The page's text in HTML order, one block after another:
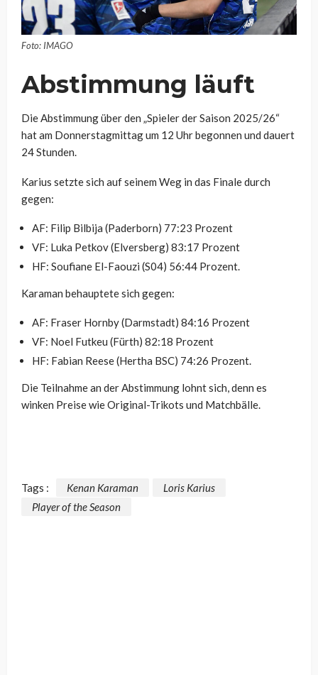
Foto: IMAGO
Abstimmung läuft
Die Abstimmung über den „Spieler der Saison 2025/26“
hat am Donnerstagmittag um 12 Uhr begonnen und dauert
24 Stunden.
Karius setzte sich auf seinem Weg in das Finale durch
gegen:
AF: Filip Bilbija (Paderborn) 77:23 Prozent
VF: Luka Petkov (Elversberg) 83:17 Prozent
HF: Soufiane El-Faouzi (S04) 56:44 Prozent.
Karaman behauptete sich gegen:
AF: Fraser Hornby (Darmstadt) 84:16 Prozent
VF: Noel Futkeu (Fürth) 82:18 Prozent
HF: Fabian Reese (Hertha BSC) 74:26 Prozent.
Die Teilnahme an der Abstimmung lohnt sich, denn es
winken Preise wie Original-Trikots und Matchbälle.
Tags : Kenan Karaman
Loris Karius
Player of the Season